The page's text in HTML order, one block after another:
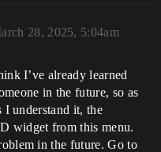
28, 2025, 5:04am
I’ve already learned
in the future, so as
I understand it, the
widget from this menu.
in the future. Go to